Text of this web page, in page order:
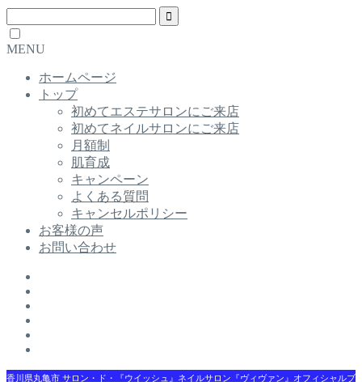
MENU
ホームページ
トップ
初めてエステサロンにご来店
初めてネイルサロンにご来店
月額制
肌育成
キャンペーン
よくある質問
キャンセルポリシー
お客様の声
お問い合わせ
香川県丸亀市 サロン・ド・『ウイッシュ』ネイルサロン『ヴィヴァン』オフィシャルブ